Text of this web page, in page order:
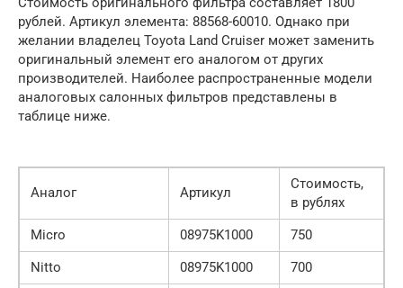
рублей. Артикул элемента: 88568-60010. Однако при
желании владелец Toyota Land Cruiser может заменить
оригинальный элемент его аналогом от других
производителей. Наиболее распространенные модели
аналоговых салонных фильтров представлены в
таблице ниже.
Аналог Артикул
Стоимость,
в рублях
Micro
08975K1000
750
Nitto
08975K1000
700